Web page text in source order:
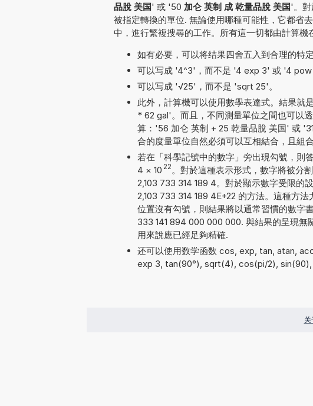
品脫 美国' 或 '50 加仑 英制 成 乾量品脫 美国'。對
被指定轉換的單位. 無論使用哪種可能性，它都省
中，進行繁複搜尋的工作。所有這一切都由計算機
如有必要，可以将结果四舍五入到合理的特定
可以写成 '4^3'，而不是 '4 exp 3' 或 '4 pow
可以写成 '√25'，而不是 'sqrt 25'。
此外，計算機可以使用數學表達式。結果就
* 62 gal'。而且，不同測量單位之間也可以
算：'56 加仑 英制 + 25 乾量品脫 美国' 或
合的度量單位自然必須可以互相結合，且組
若在「科學記號中的數字」旁出現勾號，則
4 × 10 22 。對於這種表示形式，數字將被分
2,103 733 314 189 4。對於顯示數字受限的
2,103 733 314 189 4E+22 的方法。這種方
位置沒有勾號，則結果將以通常習慣的數字
333 141 894 000 000 000. 與結果的呈現無
用來說應已經足夠精確.
还可以使用数学函数 cos, exp, tan, atan,
exp 3, tan(90°), sqrt(4), cos(pi/2),
关